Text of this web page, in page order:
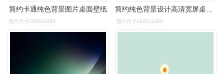
简约卡通纯色背景图片桌面壁纸
图片尺寸1920x1080 图片尺寸1920x1080